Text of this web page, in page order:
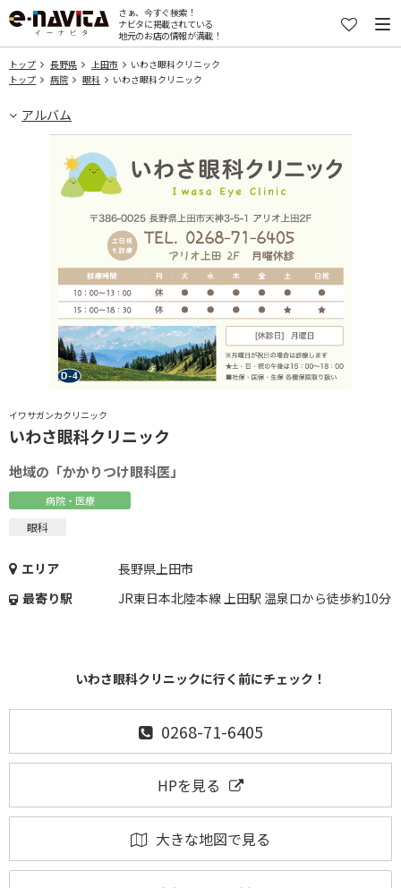
さぁ、今すぐ検索！
ナビタに掲載されている
地元のお店の情報が満載！
トップ 長野県 上田市
いわさ眼科クリニック
トップ
病院 眼科 いわさ眼科クリニック
アルバム
イワサガンカクリニック
いわさ眼科クリニック
地域の「かかりつけ眼科医」
病院・医療
眼科
エリア
長野県上田市
最寄り駅
JR東日本北陸本線 上田駅 温泉口から徒歩約10分
いわさ眼科クリニックに行く前にチェック！
0268-71-6405
HPを見る
大きな地図で見る